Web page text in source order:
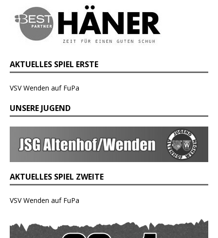
AKTUELLES SPIEL ERSTE
VSV Wenden auf FuPa
UNSERE JUGEND
AKTUELLES SPIEL ZWEITE
VSV Wenden auf FuPa